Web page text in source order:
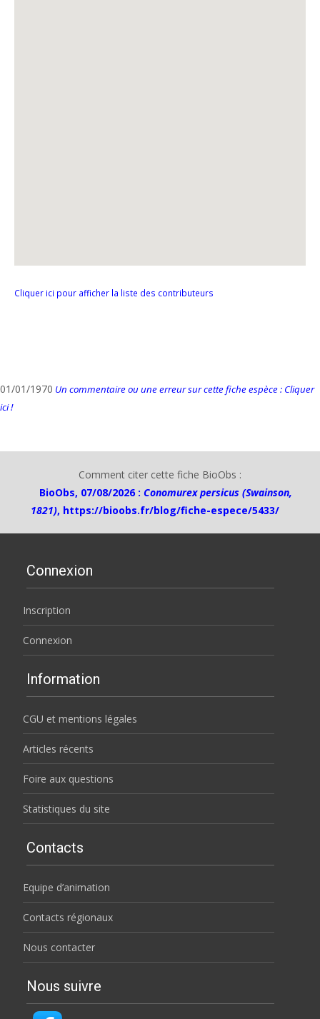
Cliquer ici pour afficher la liste des contributeurs
01/01/1970 Un commentaire ou une erreur sur cette fiche espèce : Cliquer
ici !
Comment citer cette fiche BioObs :
BioObs, 07/08/2026 : Conomurex persicus (Swainson,
1821), https://bioobs.fr/blog/fiche-espece/5433/
Connexion
Inscription
Connexion
Information
CGU et mentions légales
Articles récents
Foire aux questions
Statistiques du site
Contacts
Equipe d’animation
Contacts régionaux
Nous contacter
Nous suivre